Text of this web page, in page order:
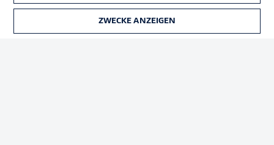
ZWECKE ANZEIGEN